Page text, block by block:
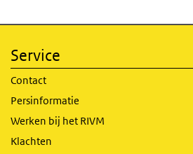
Service
Contact
Persinformatie
Werken bij het RIVM
Klachten